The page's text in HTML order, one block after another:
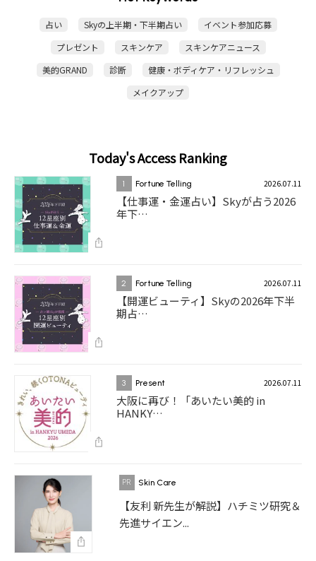
占い Skyの上半期・下半期占い
イベント参加応募
プレゼント
スキンケア
スキンケアニュース
美的GRAND
診断
健康・ボディケア・リフレッシュ
メイクアップ
Today's Access Ranking
1 Fortune Telling 2026.07.11
【仕事運・金運占い】Skyが占う2026
年下…
2 Fortune Telling 2026.07.11
【開運ビューティ】Skyの2026年下半
期占…
3 Present 2026.07.11
大阪に再び！「あいたい美的 in
HANKY…
Skin Care
【友利 新先生が解説】ハチミツ研究＆
先進サイエン...